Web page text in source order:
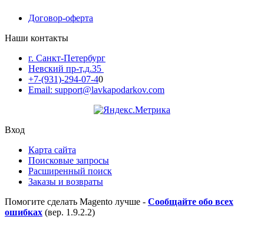
Договор-оферта
Наши контакты
г. Санкт-Петербург
Невский пр-т,д.35
+7-(931)-294-07-40
Email: support@lavkapodarkov.com
Вход
Карта сайта
Поисковые запросы
Расширенный поиск
Заказы и возвраты
Помогите сделать Magento лучше - Сообщайте обо всех
ошибках (вер. 1.9.2.2)